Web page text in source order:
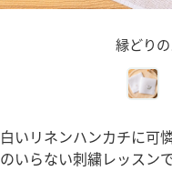
縁どり
白いリネンハンカチに可
のいらない刺繍レッスンで